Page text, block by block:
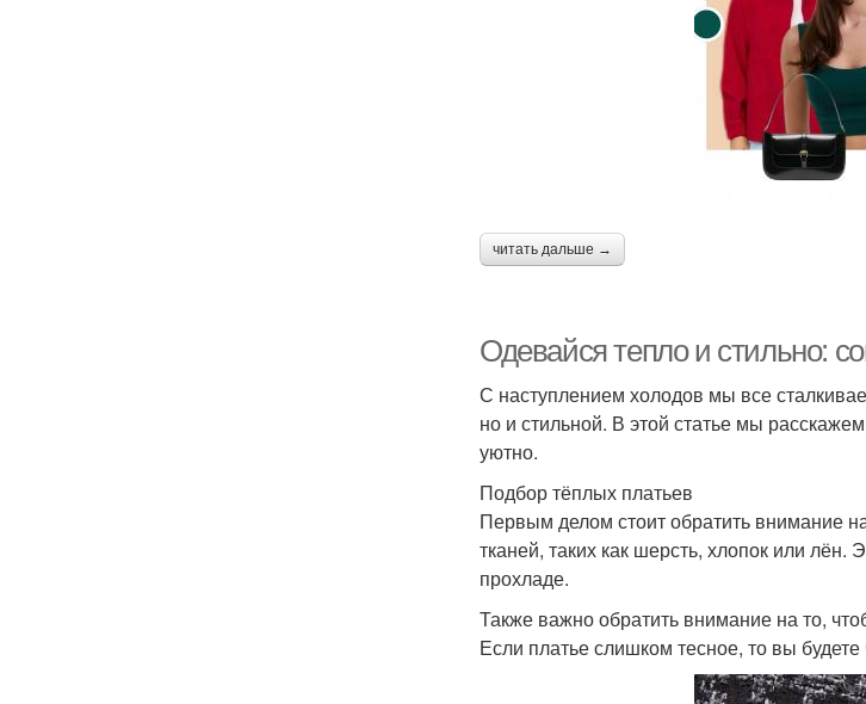
читать дальше →
Одевайся тепло и стильно:
С наступлением холодов мы все
но и стильной. В этой статье мы
уютно.
Подбор тёплых платьев
Первым делом стоит обратить внимание
тканей, таких как шерсть, хлопок или
прохладе.
Также важно обратить внимание на то,
Если платье слишком тесное, то вы